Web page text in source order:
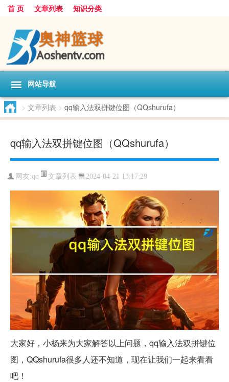
首 页 文章列表 知识分类
网站导航
> 文章列表 > qq输入法双拼键位图（QQshurufa）
qq输入法双拼键位图（QQshurufa）
网友:qq 文章列表 2024-04-21 13:17:29
大家好，小杨来为大家解答以上问题，qq输入法双拼键位
图，QQshurufa很多人还不知道，现在让我们一起来看看
吧！